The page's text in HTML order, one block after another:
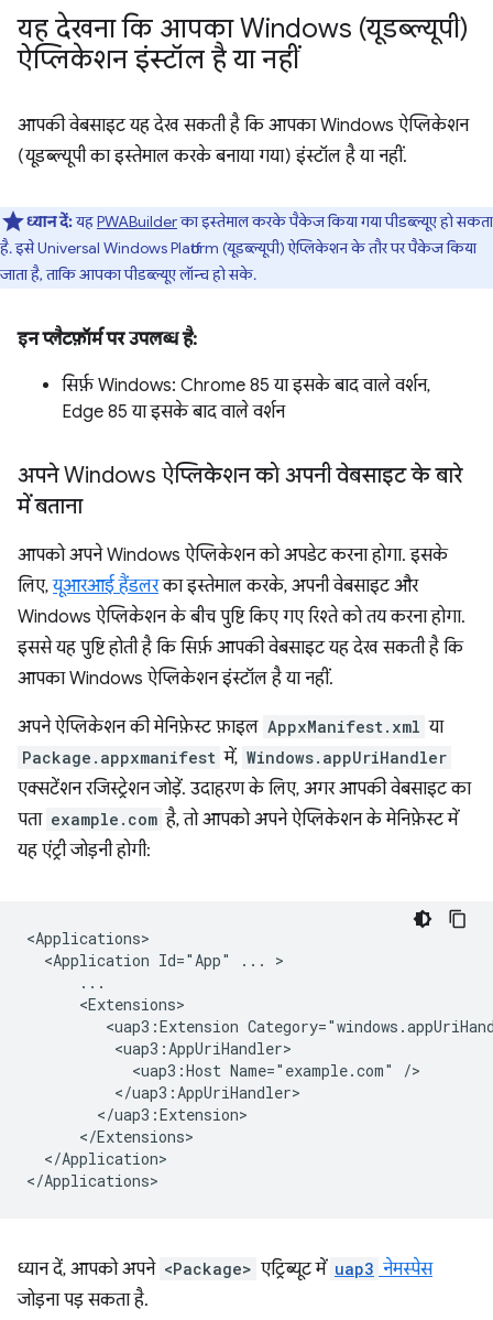
यह देखना कि आपका Windows (यूडब्ल्यूपी)
ऐप्लिकेशन इंस्टॉल है या नहीं
आपकी वेबसाइट यह देख सकती है कि आपका Windows ऐप्लिकेशन
(यूडब्ल्यूपी का इस्तेमाल करके बनाया गया) इंस्टॉल है या नहीं.
ध्यान दें:यहPWABuilderका इस्तेमाल करके पैकेज किया गया पीडब्ल्यूए हो सकता
है. इसे Universal Windows Platform (यूडब्ल्यूपी) ऐप्लिकेशन के तौर पर पैकेज किया
जाता है, ताकि आपका पीडब्ल्यूए लॉन्च हो सके.
इन प्लैटफ़ॉर्म पर उपलब्ध है:
सिर्फ़ Windows: Chrome 85 या इसके बाद वाले वर्शन,
Edge 85 या इसके बाद वाले वर्शन
अपने Windows ऐप्लिकेशन को अपनी वेबसाइट के बारे
में बताना
आपको अपने Windows ऐप्लिकेशन को अपडेट करना होगा. इसके
लिए,यूआरआई हैंडलरका इस्तेमाल करके, अपनी वेबसाइट और
Windows ऐप्लिकेशन के बीच पुष्टि किए गए रिश्ते को तय करना होगा.
इससे यह पुष्टि होती है कि सिर्फ़ आपकी वेबसाइट यह देख सकती है कि
आपका Windows ऐप्लिकेशन इंस्टॉल है या नहीं.
अपने ऐप्लिकेशन की मेनिफ़ेस्ट फ़ाइल AppxManifest.xml या
Package.appxmanifest में, Windows.appUriHandler
एक्सटेंशन रजिस्ट्रेशन जोड़ें. उदाहरण के लिए, अगर आपकी वेबसाइट का
पता example.com है, तो आपको अपने ऐप्लिकेशन के मेनिफ़ेस्ट में
यह एंट्री जोड़नी होगी:
<Application Id="App" ...
<uap3:Extension
<uap3:Host Name="example.com"
</Application>
ध्यान दें, आपको अपने <Package> एट्रिब्यूट में uap3 नेमस्पेस
जोड़ना पड़ सकता है.